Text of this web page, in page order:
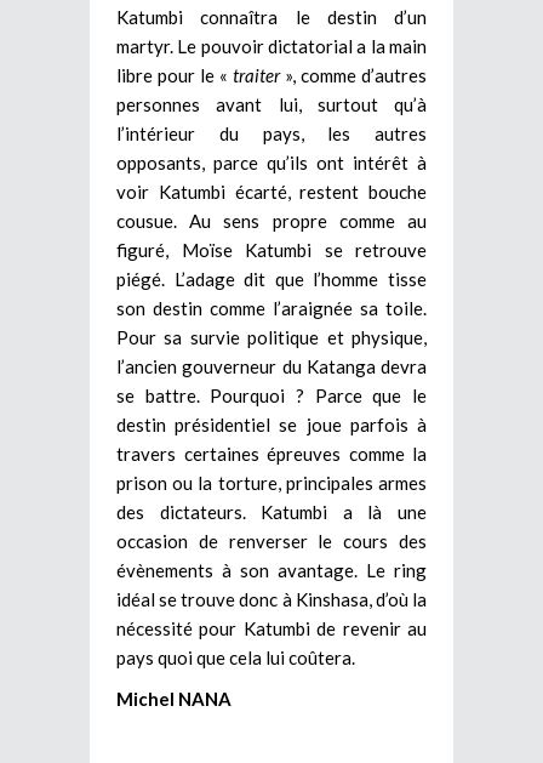
Katumbi connaîtra le destin d’un
martyr. Le pouvoir dictatorial a la main
libre pour le « traiter», comme d’autres
personnes avant lui, surtout qu’à
l’intérieur du pays, les autres
opposants, parce qu’ils ont intérêt à
voir Katumbi écarté, restent bouche
cousue. Au sens propre comme au
figuré, Moïse Katumbi se retrouve
piégé. L’adage dit que l’homme tisse
son destin comme l’araignée sa toile.
Pour sa survie politique et physique,
l’ancien gouverneur du Katanga devra
se battre. Pourquoi ? Parce que le
destin présidentiel se joue parfois à
travers certaines épreuves comme la
prison ou la torture, principales armes
des dictateurs. Katumbi a là une
occasion de renverser le cours des
évènements à son avantage. Le ring
idéal se trouve donc à Kinshasa, d’où la
nécessité pour Katumbi de revenir au
pays quoi que cela lui coûtera.
Michel NANA